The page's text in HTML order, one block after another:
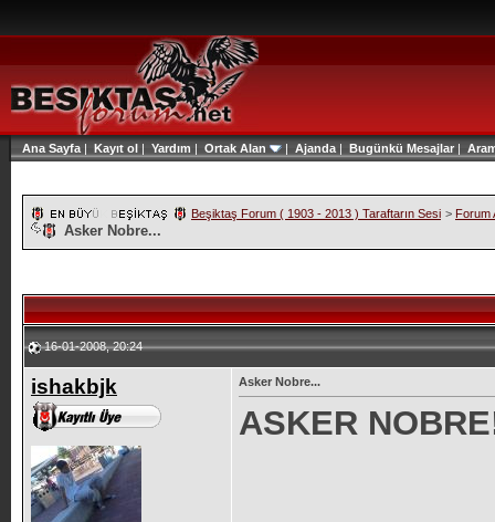
Ana Sayfa | Kayıt ol | Yardım | Ortak Alan | Ajanda | Bugünkü Mesajlar|
Beşiktaş Forum ( 1903 - 2013 ) Taraftarın Sesi > Forum
Asker Nobre...
16-01-2008, 20:24
ishakbjk Asker Nobre...
ASKER